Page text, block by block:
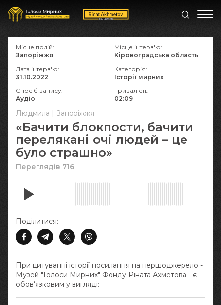
Людмила | Запоріжжя
«Бачити блокпости, бачити
перелякані очі людей – це
було страшно»
Переглядів 716
При цитуванні історії посилання на першоджерело -
Музей "Голоси Мирних" Фонду Ріната Ахметова - є
обов‘язковим у вигляді:
Поділитися:
Місце подій:
Запоріжжя
Місце інтерв'ю:
Кіровоградська область
Дата інтерв'ю:
31.10.2022
Категорія:
Історії мирних
Спосіб запису:
Аудіо
Тривалість:
02:09